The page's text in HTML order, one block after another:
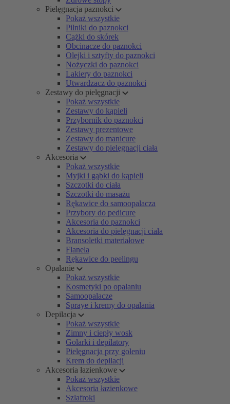
Pielęgnacja paznokci
Pokaż wszystkie
Pilniki do paznokci
Cążki do skórek
Obcinacze do paznokci
Olejki i sztyfty do paznokci
Nożyczki do paznokci
Lakiery do paznokci
Utwardzacz do paznokci
Zestawy do pielęgnacji
Pokaż wszystkie
Zestawy do kąpieli
Przybornik do paznokci
Zestawy prezentowe
Zestawy do manicure
Zestawy do pielęgnacji ciała
Akcesoria
Pokaż wszystkie
Myjki i gąbki do kąpieli
Szczotki do ciała
Szczotki do masażu
Rękawice do samoopalacza
Przybory do pedicure
Akcesoria do paznokci
Akcesoria do pielęgnacji ciała
Bransoletki materiałowe
Flanela
Rękawice do peelingu
Opalanie
Pokaż wszystkie
Kosmetyki po opalaniu
Samoopalacze
Spraye i kremy do opalania
Depilacja
Pokaż wszystkie
Zimny i ciepły wosk
Golarki i depilatory
Pielęgnacja przy goleniu
Krem do depilacji
Akcesoria łazienkowe
Pokaż wszystkie
Akcesoria łazienkowe
Szlafroki